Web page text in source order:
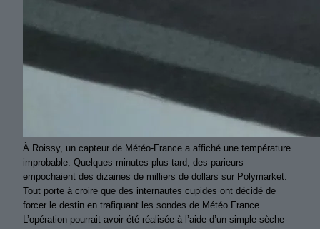
À Roissy, un capteur de Météo‑France a affiché une température
improbable. Quelques minutes plus tard, des parieurs
empochaient des dizaines de milliers de dollars sur Polymarket.
Tout porte à croire que des internautes cupides ont décidé de
forcer le destin en trafiquant les sondes de Météo France.
L’opération pourrait avoir été réalisée à l’aide d’un simple sèche-